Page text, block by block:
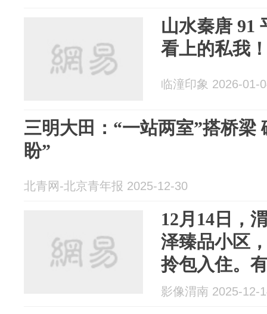
山水秦唐 91
看上的私我
临潼印象 2026-01-
三明大田：“一站两室”搭桥梁
盼”
北青网-北京青年报 2025-12-30
12月14日，
泽臻品小区
拎包入住。
影像渭南 2025-12-